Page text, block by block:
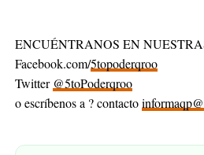
ENCUÉNTRANOS EN
Facebook.com/5topoderqroo
Twitter @5toPoderqroo
o escríbenos a ? contacto